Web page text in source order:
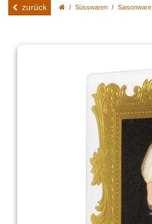
zurück Süsswaren Saisonware